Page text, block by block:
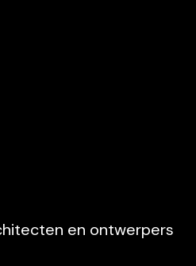
en ontwerpers